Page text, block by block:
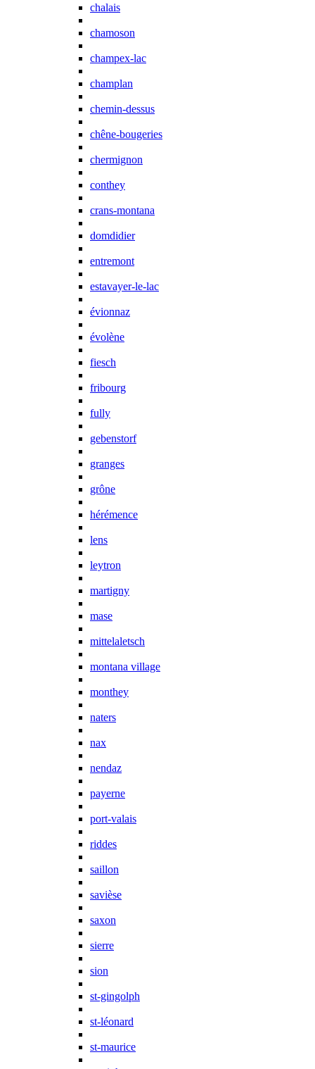
chalais
chamoson
champex-lac
champlan
chemin-dessus
chêne-bougeries
chermignon
conthey
crans-montana
domdidier
entremont
estavayer-le-lac
évionnaz
évolène
fiesch
fribourg
fully
gebenstorf
granges
grône
hérémence
lens
leytron
martigny
mase
mittelaletsch
montana village
monthey
naters
nax
nendaz
payerne
port-valais
riddes
saillon
savièse
saxon
sierre
sion
st-gingolph
st-léonard
st-maurice